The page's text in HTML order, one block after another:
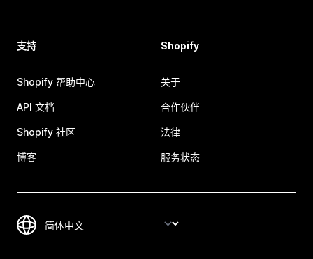
支持
Shopify 帮助中心
API 文档
Shopify 社区
博客
Shopify
关于
合作伙伴
法律
服务状态